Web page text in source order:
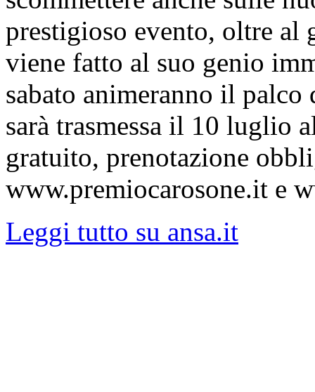
prestigioso evento, oltre al
viene fatto al suo genio
sabato animeranno il
sarà trasmessa il 10 luglio
gratuito, prenotazione
www.premiocarosone.it e
Leggi tutto su ansa.it